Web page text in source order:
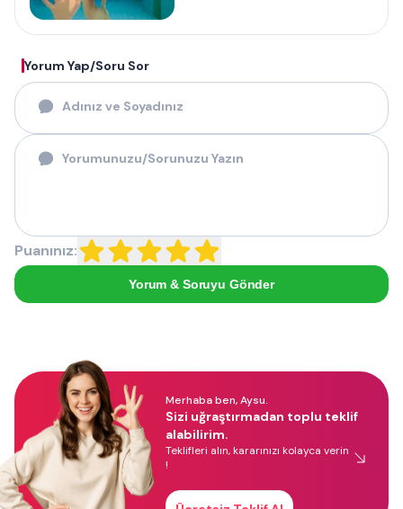
Yorum Yap/Soru Sor
Puanınız:
Yorum & Soruyu Gönder
Merhaba ben, Aysu.
Sizi uğraştırmadan toplu teklif
alabilirim.
Teklifleri alın, kararınızı kolayca verin
!